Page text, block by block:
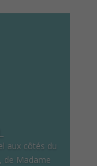
aux côtés du
de Madame